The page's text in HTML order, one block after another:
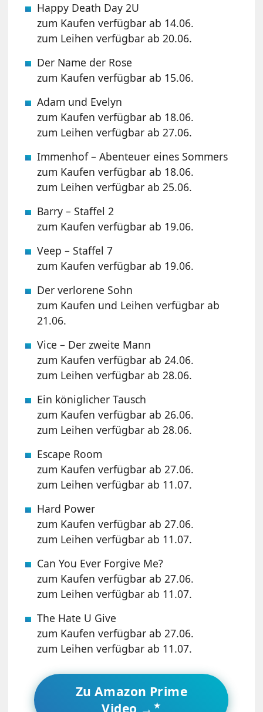
Happy Death Day 2U
zum Kaufen verfügbar ab 14.06.
zum Leihen verfügbar ab 20.06.
Der Name der Rose
zum Kaufen verfügbar ab 15.06.
Adam und Evelyn
zum Kaufen verfügbar ab 18.06.
zum Leihen verfügbar ab 27.06.
Immenhof – Abenteuer eines Sommers
zum Kaufen verfügbar ab 18.06.
zum Leihen verfügbar ab 25.06.
Barry – Staffel 2
zum Kaufen verfügbar ab 19.06.
Veep – Staffel 7
zum Kaufen verfügbar ab 19.06.
Der verlorene Sohn
zum Kaufen und Leihen verfügbar ab
21.06.
Vice – Der zweite Mann
zum Kaufen verfügbar ab 24.06.
zum Leihen verfügbar ab 28.06.
Ein königlicher Tausch
zum Kaufen verfügbar ab 26.06.
zum Leihen verfügbar ab 28.06.
Escape Room
zum Kaufen verfügbar ab 27.06.
zum Leihen verfügbar ab 11.07.
Hard Power
zum Kaufen verfügbar ab 27.06.
zum Leihen verfügbar ab 11.07.
Can You Ever Forgive Me?
zum Kaufen verfügbar ab 27.06.
zum Leihen verfügbar ab 11.07.
The Hate U Give
zum Kaufen verfügbar ab 27.06.
zum Leihen verfügbar ab 11.07.
Zu Amazon Prime
Video →